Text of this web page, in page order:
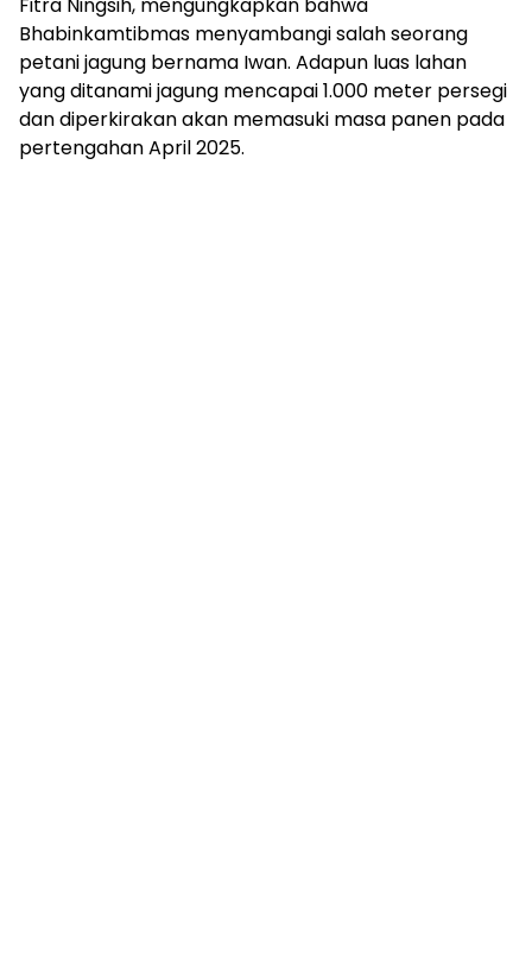
Bhabinkamtibmas menyambangi salah seorang
petani jagung bernama Iwan. Adapun luas lahan
yang ditanami jagung mencapai 1.000 meter persegi
dan diperkirakan akan memasuki masa panen pada
pertengahan April 2025.